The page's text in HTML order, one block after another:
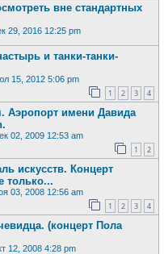
вне стандартных
29, 2016 12:25 pm
и танки-танки-
15, 2012 5:06 pm
1 2 3 4
Аэропорт имени Давида
02, 2009 12:53 am
1 2
искусств. Концерт
только...
03, 2008 12:56 am
1 2 3 4
(концерт Пола
12, 2008 4:28 pm